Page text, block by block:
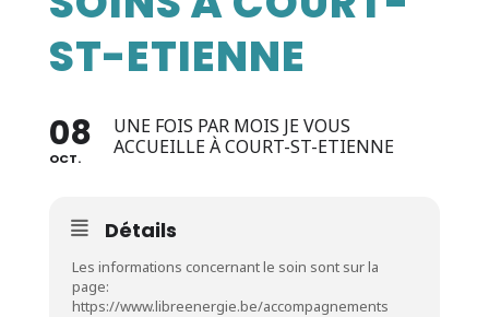
ST-ETIENNE
08
OCT.
UNE FOIS PAR MOIS JE VOUS
ACCUEILLE À COURT-ST-ETIENNE
Détails
Les informations concernant le soin sont sur la
page:
https://www.libreenergie.be/accompagnements